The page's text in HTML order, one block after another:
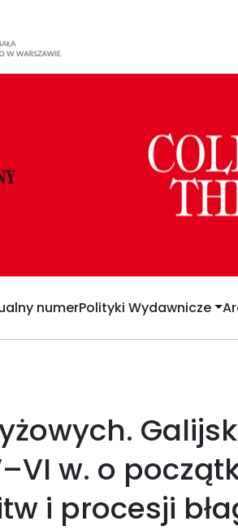
numerPolityki Wydawnicze
w. o
i procesji